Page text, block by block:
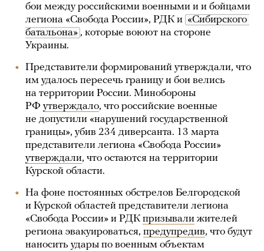
бои между российскими военными и и бойцами
легиона «Свобода России», РДК и «Сибирского
батальона» , которые воюют на стороне
Украины.
Представители формирований утверждали, что
им удалось пересечь границу и бои велись
на территории России. Минобороны
РФ утверждало, что российские военные
не допустили «нарушений государственной
границы», убив 234 диверсанта. 13 марта
представители легиона «Свобода России»
утверждали, что остаются на территории
Курской области.
На фоне постоянных обстрелов Белгородской
и Курской областей представители легиона
«Свобода России» и РДК призывали жителей
региона эвакуироваться, предупредив, что будут
наносить удары по военным объектам